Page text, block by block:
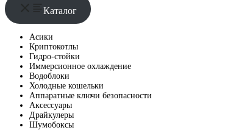
Каталог
Асики
Криптокотлы
Гидро-стойки
Иммерсионное охлаждение
Водоблоки
Холодные кошельки
Аппаратные ключи безопасности
Аксессуары
Драйкулеры
Шумобоксы